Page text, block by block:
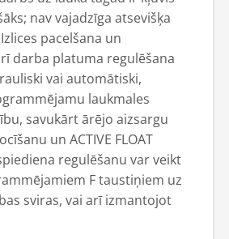
nav vajadzīga atsevišķa
pacelšana un
darba platuma regulēšana
vai automātiski,
laukmales
savukārt ārējo aizsargu
un ACTIVE FLOAT
regulēšanu var veikt
F taustiņiem uz
sviras, vai arī izmantojot